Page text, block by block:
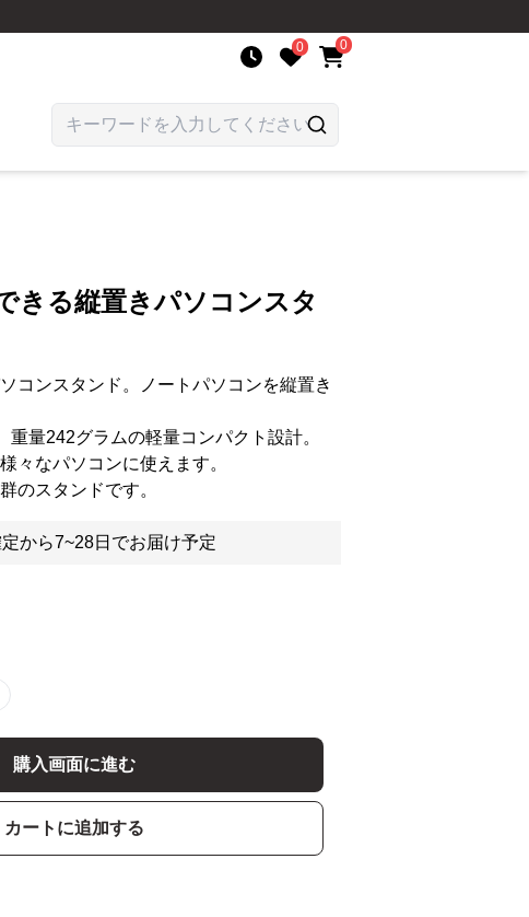
0 0
きる縦置きパソコンスタ
コンスタンド。ノートパソコンを縦置き
量242グラムの軽量コンパクト設計。
々なパソコンに使えます。
のスタンドです。
から7~28日でお届け予定
購入画面に進む
カートに追加する